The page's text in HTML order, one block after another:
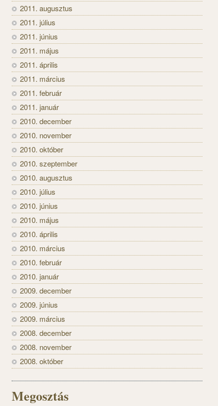
2011. augusztus
2011. július
2011. június
2011. május
2011. április
2011. március
2011. február
2011. január
2010. december
2010. november
2010. október
2010. szeptember
2010. augusztus
2010. július
2010. június
2010. május
2010. április
2010. március
2010. február
2010. január
2009. december
2009. június
2009. március
2008. december
2008. november
2008. október
Megosztás